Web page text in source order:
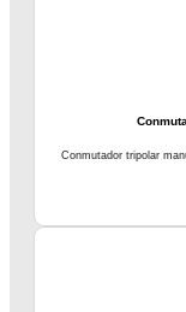
Conmutador tripolar